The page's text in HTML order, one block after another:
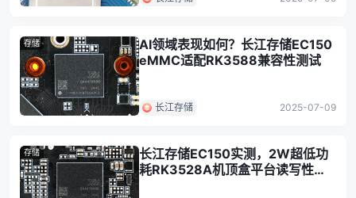
存储
AI领域表现如何？长江存储EC150
eMMC适配RK3588兼容性测试
长江存储 2025-07-09
存储
长江存储EC150实测，2W超低功
耗RK3528A机顶盒平台读写性能